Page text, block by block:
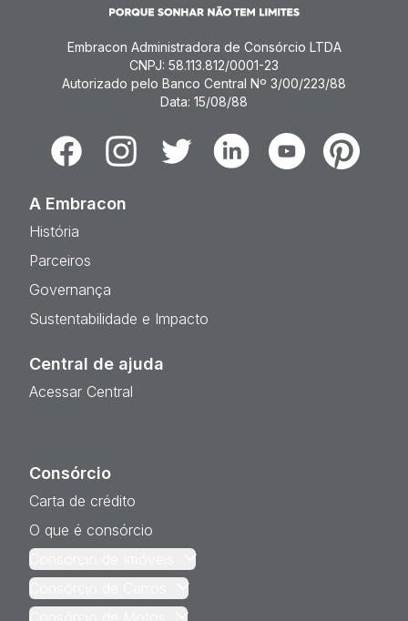
Embracon Administradora de Consórcio LTDA
CNPJ: 58.113.812/0001-23
Autorizado pelo Banco Central Nº 3/00/223/88
Data: 15/08/88
FacebookInstagramTwitter LinkedinYoutubePinterest
A Embracon
História
Parceiros
Governança
Sustentabilidade e Impacto
Central de ajuda
Acessar Central
Consórcio
Carta de crédito
O que é consórcio